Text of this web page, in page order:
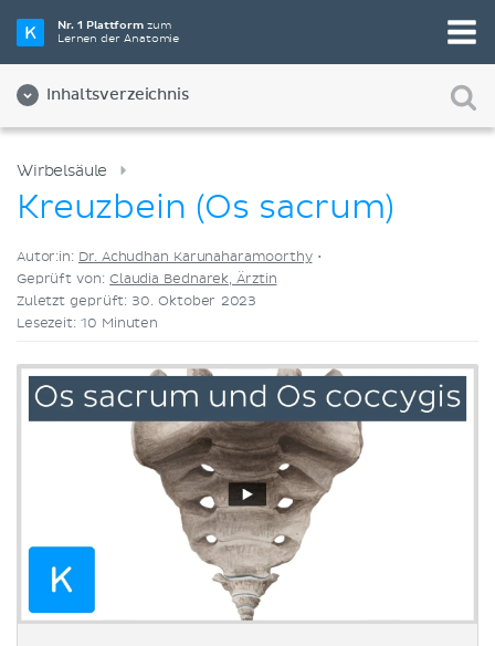
Nr. 1 Plattformzum
Lernen der Anatomie
Inhaltsverzeichnis
Wähle die beste Lernmethode für dich
Videos
Wirbelsäule
Kreuzbein (Os sacrum)
Autor:in: Dr. Achudhan Karunaharamoorthy•
Geprüft von:Claudia Bednarek, Ärztin
Zuletzt geprüft: 30. Oktober 2023
Lesezeit: 10 Minuten